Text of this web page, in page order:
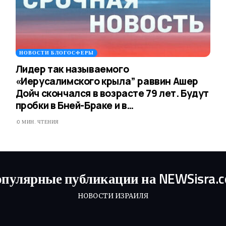
НОВОСТИ БЛОГОСФЕРЫ
Лидер так называемого
«Иерусалимского крыла” раввин Ашер
Дойч скончался в возрасте 79 лет. Будут
пробки в Бней-Браке и в…
0 МИН. ЧТЕНИЯ
публикации на
НОВОСТИ ИЗРАИЛЯ